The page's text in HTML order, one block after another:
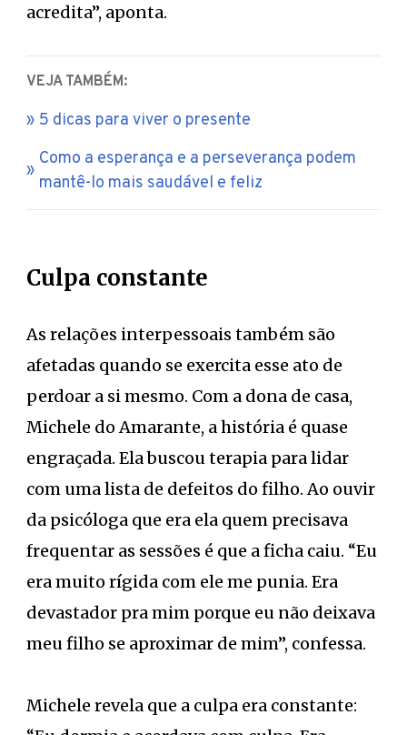
acredita”, aponta.
VEJA TAMBÉM:
5 dicas para viver o presente
Como a esperança e a perseverança podem
mantê-lo mais saudável e feliz
Culpa constante
As relações interpessoais também são
afetadas quando se exercita esse ato de
perdoar a si mesmo. Com a dona de casa,
Michele do Amarante, a história é quase
engraçada. Ela buscou terapia para lidar
com uma lista de defeitos do filho. Ao ouvir
da psicóloga que era ela quem precisava
frequentar as sessões é que a ficha caiu. “Eu
era muito rígida com ele me punia. Era
devastador pra mim porque eu não deixava
meu filho se aproximar de mim”, confessa.
Michele revela que a culpa era constante: